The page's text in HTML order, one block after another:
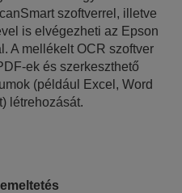
szoftverrel, illetve
is elvégezheti az Epson
A mellékelt OCR szoftver
ek és szerkeszthető
(például Excel, Word
létrehozását.